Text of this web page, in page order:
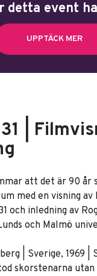
detta event
UPPTÄCK MER
|
att det är 90 år
med en visning av
och inledning av
och Malmö
| Sverige, 1969 |
skorstenarna